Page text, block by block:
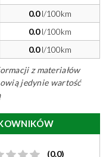
0.0l/100km
0.0l/100km
0.0l/100km
z materiałów
jedynie wartość
(0.0)